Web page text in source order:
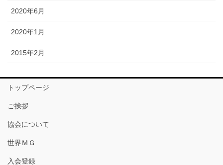
2020年6月
2020年1月
2015年2月
トップページ
ご挨拶
協会について
世界ＭＧ
入会登録